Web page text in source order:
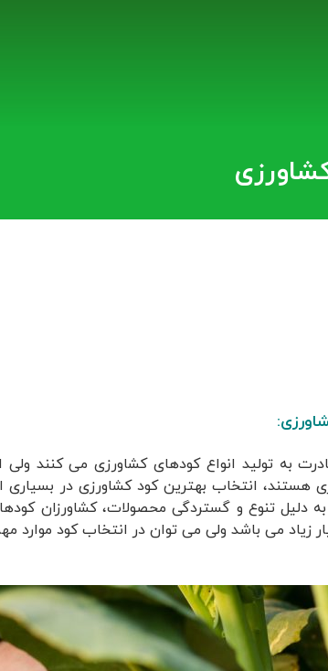
به تولید انواع کودهای کشاورزی می کنند ولی
انتخاب بهترین کود کشاورزی در بسیاری
دلیل تنوع و گستردگی محصولات، کشاورزان
زیاد می باشد ولی می توان در انتخاب کود موارد